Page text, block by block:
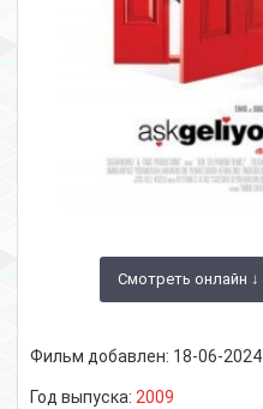
Смотреть онлайн ↓
Фильм добавлен: 18-06-2024
Год выпуска: 2009